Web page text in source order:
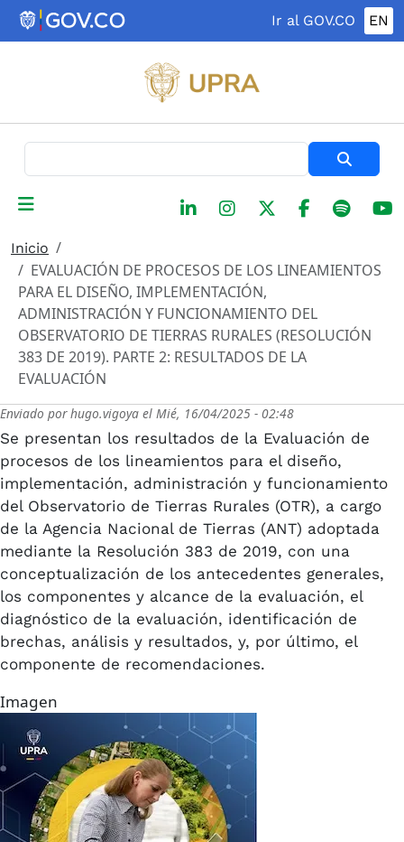
Pasar al contenido principal
Ir al GOV.CO EN
Inicio
EVALUACIÓN DE PROCESOS DE LOS LINEAMIENTOS
PARA EL DISEÑO, IMPLEMENTACIÓN,
ADMINISTRACIÓN Y FUNCIONAMIENTO DEL
OBSERVATORIO DE TIERRAS RURALES (RESOLUCIÓN
383 DE 2019). PARTE 2: RESULTADOS DE LA
EVALUACIÓN
Enviado porhugo.vigoya el Mié, 16/04/2025 - 02:48
Se presentan los resultados de la Evaluación de
procesos de los lineamientos para el diseño,
implementación, administración y funcionamiento
del Observatorio de Tierras Rurales (OTR), a cargo
de la Agencia Nacional de Tierras (ANT) adoptada
mediante la Resolución 383 de 2019, con una
conceptualización de los antecedentes generales,
los componentes y alcance de la evaluación, el
diagnóstico de la evaluación, identificación de
brechas, análisis y resultados, y, por último, el
componente de recomendaciones.
Imagen
Imagen